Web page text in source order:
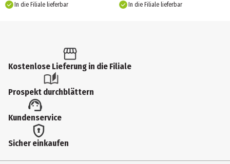
In die Filiale lieferbar
In die Filiale lieferbar
Kostenlose Lieferung in die Filiale
Prospekt durchblättern
Kundenservice
Sicher einkaufen